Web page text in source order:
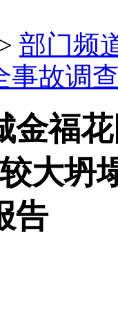
部门频
事故调
金福
大坍
告